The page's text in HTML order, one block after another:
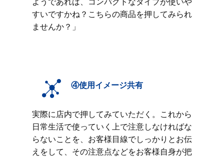
すいですかね？こちらの商品を押してみられ
ませんか？」
④使用イメージ共有
実際に店内で押してみていただく。これから
日常生活で使っていく上で注意しなければな
らないことを、お客様目線でしっかりとお伝
えをして、その注意点などをお客様自身が把